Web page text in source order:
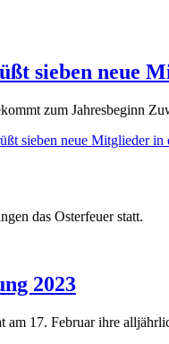
sieben neue
zum Jahresbeginn
sieben neue Mitglieder in
das Osterfeuer statt.
2023
17. Februar ihre